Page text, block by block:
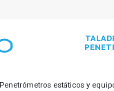
Penetrómetros estáticos y